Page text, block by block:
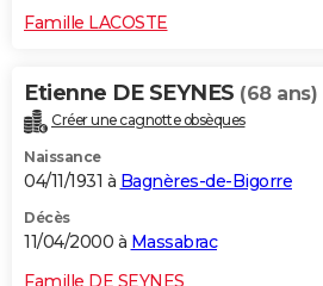
Famille LACOSTE
Etienne DE SEYNES (68 ans)
Créer une cagnotte obsèques
Naissance
04/11/1931 à Bagnères-de-Bigorre
Décès
11/04/2000 à Massabrac
Famille DE SEYNES